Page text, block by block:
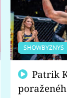
SHOWBYZNYS